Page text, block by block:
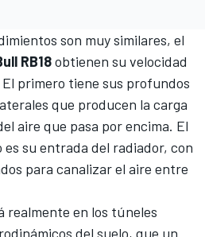
son muy similares, el
RB18obtienen su velocidad
primero tiene sus profundos
que producen la carga
aire que pasa por encima. El
su entrada del radiador, con
para canalizar el aire entre
realmente en los túneles
del suelo, que un